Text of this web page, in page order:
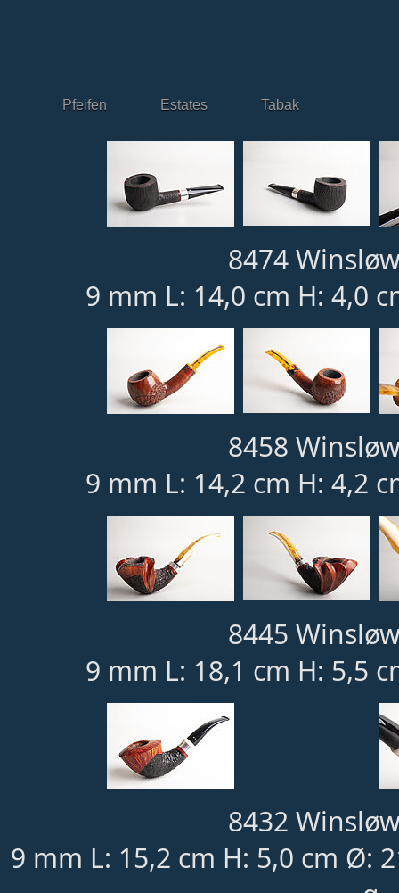
Pfeifen Estates Tabak
8474
9 mm L: 14,0 cm H: 4,0
8458
9 mm L: 14,2 cm H: 4,2
8445
9 mm L: 18,1 cm H: 5,5
8432
9 mm L: 15,2 cm H: 5,0 cm Ø: